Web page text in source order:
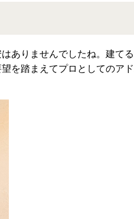
ありませんでしたね。建て
を踏まえてプロとしてのア